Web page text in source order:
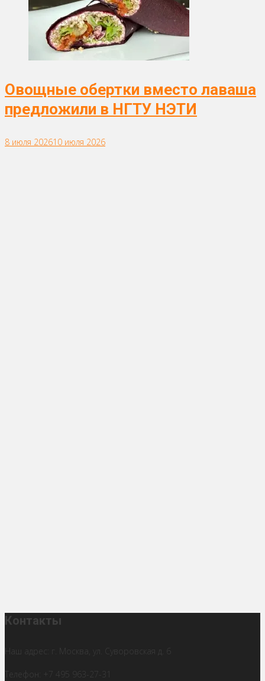
Овощные обертки вместо лаваша
предложили в НГТУ НЭТИ
8 июля 202610 июля 2026
Контакты
Наш адрес: г. Москва, ул. Суворовская д. 6
Телефон: +7 495 963-27-31